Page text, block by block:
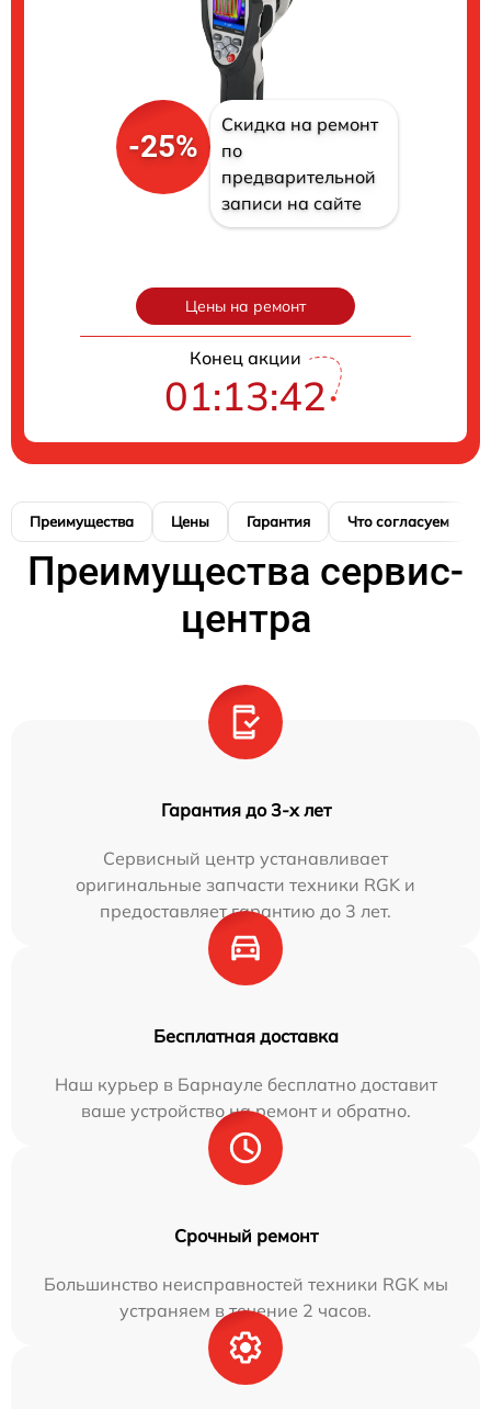
-25%
Скидка на ремонт
по
предварительной
записи на сайте
Цены на ремонт
Конец акции
01:13:41
Преимущества Цены Гарантия Что согласуем
Преимущества сервис-
центра
Гарантия до 3-х лет
Сервисный центр устанавливает
оригинальные запчасти техники RGK и
предоставляет гарантию до 3 лет.
Бесплатная доставка
Наш курьер в Барнауле бесплатно доставит
ваше устройство на ремонт и обратно.
Срочный ремонт
Большинство неисправностей техники RGK мы
устраняем в течение 2 часов.